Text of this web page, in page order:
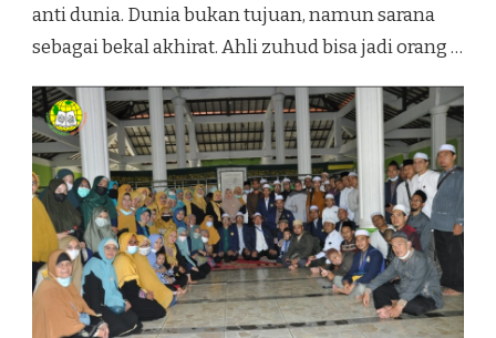
anti dunia. Dunia bukan tujuan, namun sarana
sebagai bekal akhirat. Ahli zuhud bisa jadi orang …